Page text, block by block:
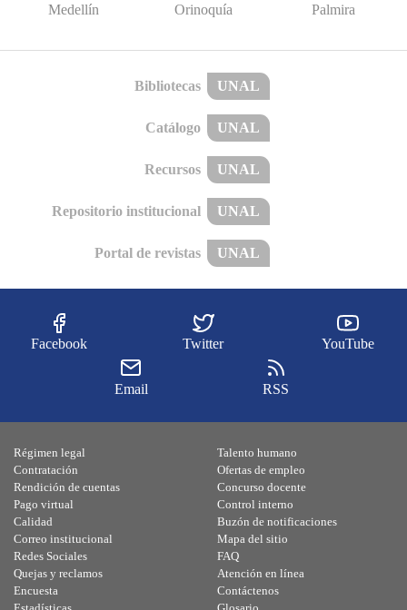
Medellín Orinoquía Palmira
Bibliotecas UNAL
Catálogo UNAL
Recursos UNAL
Repositorio institucional UNAL
Portal de revistas UNAL
Facebook Twitter YouTube
Email RSS
Régimen legal
Contratación
Rendición de cuentas
Pago virtual
Calidad
Talento humano
Ofertas de empleo
Concurso docente
Control interno
Buzón de notificaciones
Correo institucional
Redes Sociales
Quejas y reclamos
Encuesta
Mapa del sitio
FAQ
Atención en línea
Contáctenos